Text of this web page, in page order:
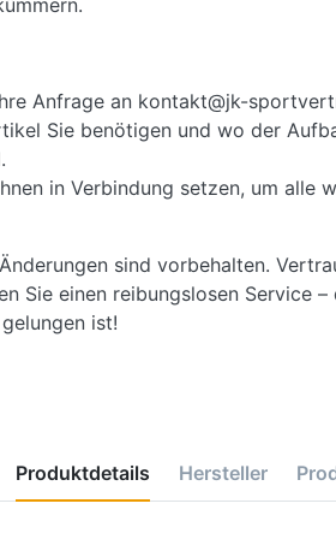
Anfrage an kontakt@jk-
Sie benötigen und wo der
in Verbindung setzen, um alle
sind vorbehalten.
Sie einen reibungslosen Service –
ist!
Produktdetails Hersteller